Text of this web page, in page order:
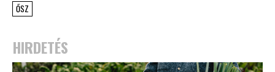
ŐSZ
HIRDETÉS